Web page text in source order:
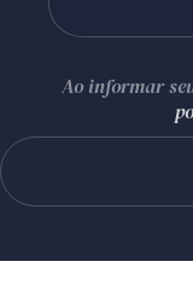
Ao informar